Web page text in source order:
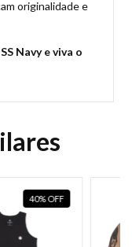
originalidade e
Navy e viva o
40%OFF